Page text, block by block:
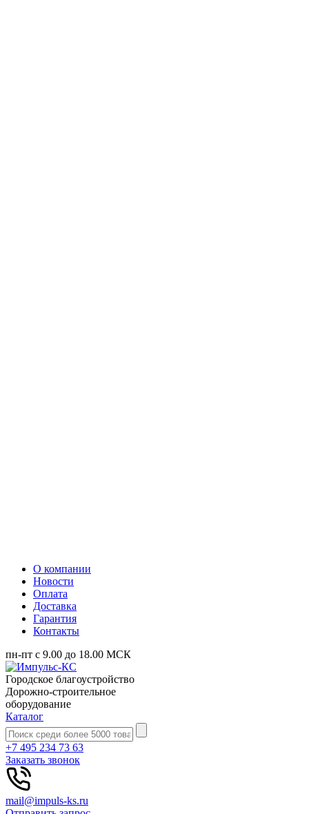
О компании
Новости
Оплата
Доставка
Гарантия
Контакты
пн-пт с 9.00 до 18.00 МСК
Городское благоустройство
Дорожно-строительное
оборудование
Каталог
+7 495 234 73 63
Заказать звонок
mail@impuls-ks.ru